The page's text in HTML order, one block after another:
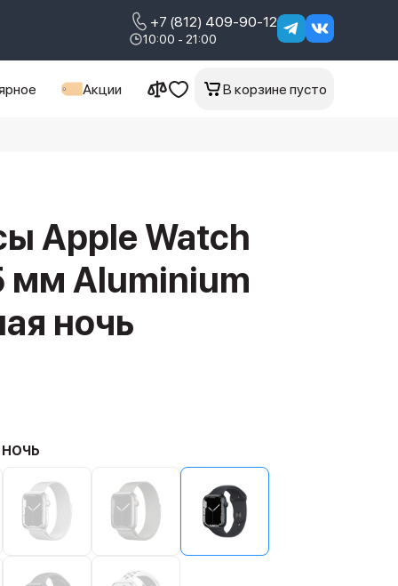
+7 (812) 409-90-12
10:00 - 21:00
Акции В корзине пусто
Apple Watch
мм Aluminium
ночь